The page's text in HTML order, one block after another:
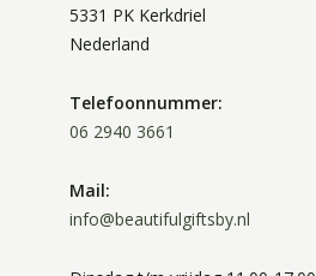
5331 PK Kerkdriel
Nederland
Telefoonnummer:
06 2940 3661
Mail:
info@beautifulgiftsby.nl